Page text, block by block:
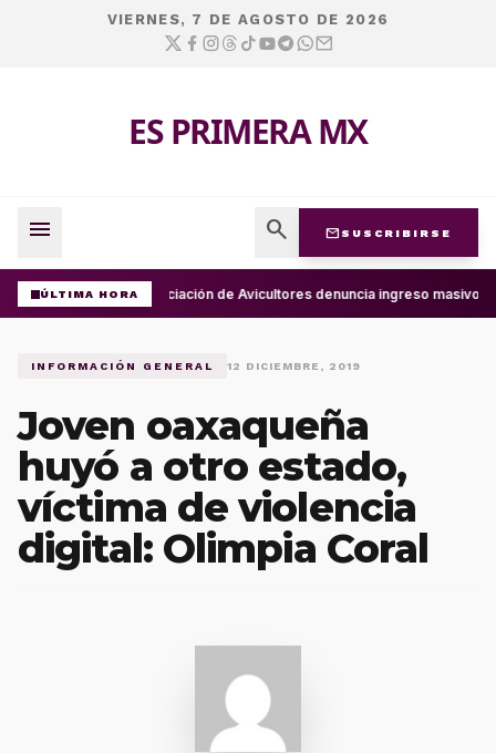
VIERNES, 7 DE AGOSTO DE 2026
ES PRIMERA MX
menu search mail SUSCRIBIRSE
ÚLTIMA HORAAsociación de Avicultores denuncia ingreso masivo
INFORMACIÓN GENERAL 12 DICIEMBRE, 2019
Joven oaxaqueña
huyó a otro estado,
víctima de violencia
digital: Olimpia Coral